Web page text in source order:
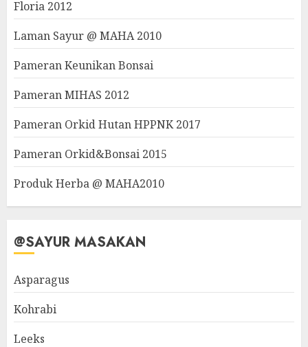
Floria 2012
Laman Sayur @ MAHA 2010
Pameran Keunikan Bonsai
Pameran MIHAS 2012
Pameran Orkid Hutan HPPNK 2017
Pameran Orkid&Bonsai 2015
Produk Herba @ MAHA2010
@SAYUR MASAKAN
Asparagus
Kohrabi
Leeks